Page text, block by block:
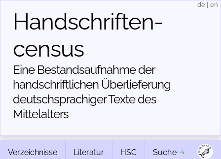
Handschriften­
census
Eine Bestandsaufnahme der
handschriftlichen Über­lieferung
deutschsprachiger Texte des
Mittelalters
de en
Verzeichnisse Literatur HSC Suche